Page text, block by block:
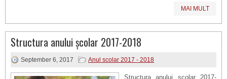
MAI MULT
Structura anului școlar 2017-2018
September 6, 2017 Anul scolar 2017 - 2018
Structura anului școlar 2017-